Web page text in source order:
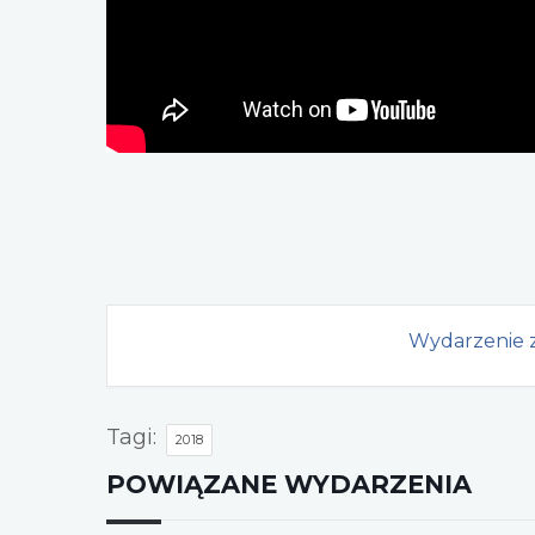
Wydarzenie
Tagi: 2018
POWIĄZANE WYDARZENIA